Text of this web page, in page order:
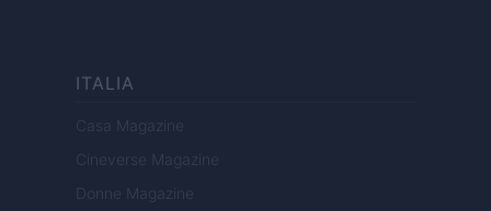
ITALIA
Casa Magazine
Cineverse Magazine
Donne Magazine